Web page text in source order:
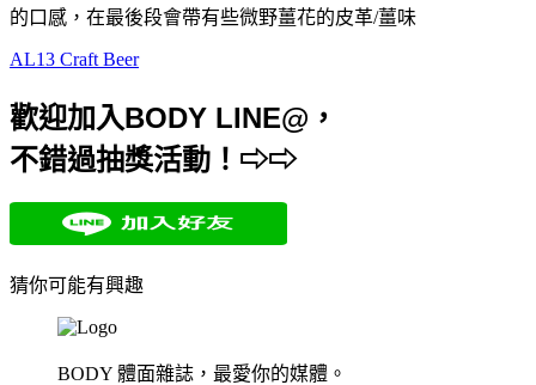
的口感，在最後段會帶有些微野薑花的皮革/薑味
AL13 Craft Beer
歡迎加入BODY LINE@，
不錯過抽獎活動！⇨⇨
猜你可能有興趣
BODY 體面雜誌，最愛你的媒體。